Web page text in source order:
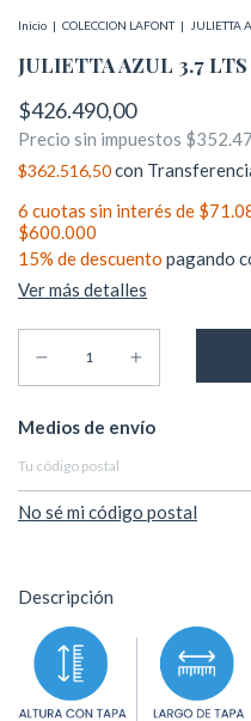
Inicio | COLECCION LAFONT | JULIETTA
JULIETTA AZUL 3.7 LTS
$426.490,00
Precio sin impuestos
$362.516,50con
6 cuotas sin interés de
15% de descuento pagando
Ver más detalles
Entregas para el CP:
Medios de envío
No sé mi código postal
Descripción